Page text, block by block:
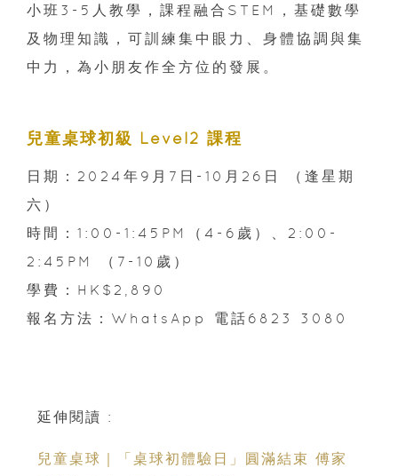
小班3-5人教學，課程融合STEM，基礎數學
及物理知識，可訓練集中眼力、身體協調與集
中力，為小朋友作全方位的發展。
兒童桌球初級 Level2 課程
日期：2024年9月7日-10月26日 （逢星期
六）
時間：1:00-1:45PM（4-6歲）、2:00-
2:45PM （7-10歲）
學費：HK$2,890
報名方法：WhatsApp 電話6823 3080
延伸閱讀 :
兒童桌球｜「桌球初體驗日」圓滿結束 傅家